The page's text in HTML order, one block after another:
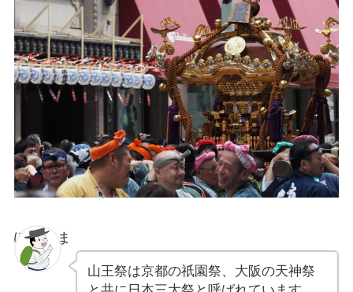
ぽちゃま
山王祭は京都の祇園祭、大阪の天神祭